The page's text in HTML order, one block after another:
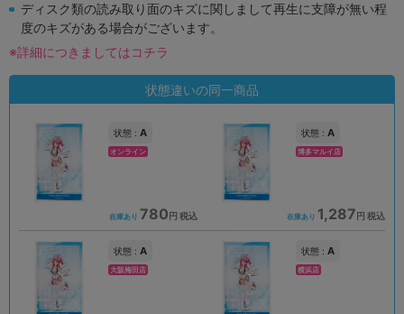
ディスク類の読み取り面のキズに関しまして再生に支障が無い程
度のキズがある場合がございます。
※詳細につきましてはコチラ
状態違いの同一商品
状態 : A
オンライン
在庫あり 780円 税込
状態 : A
博多マルイ店
在庫あり 1,287円 税込
状態 : A
大阪梅田店
状態 : A
横浜店